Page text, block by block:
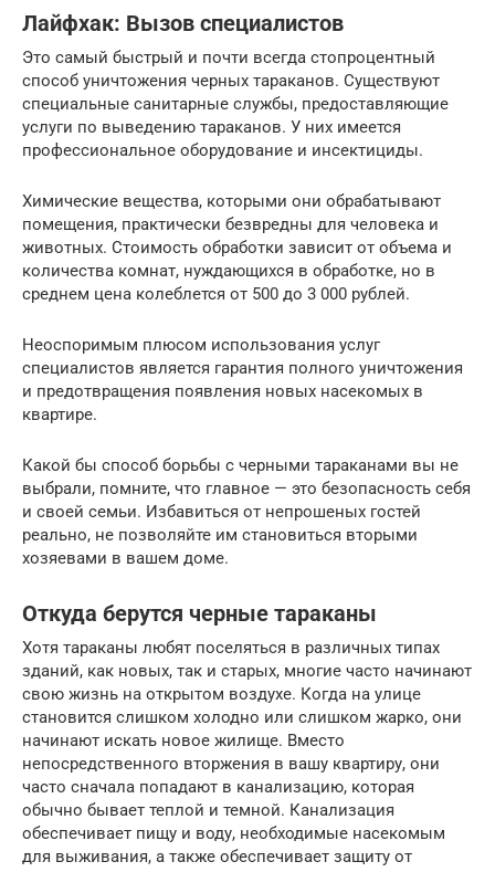
Лайфхак: Вызов специалистов
Это самый быстрый и почти всегда стопроцентный
способ уничтожения черных тараканов. Существуют
специальные санитарные службы, предоставляющие
услуги по выведению тараканов. У них имеется
профессиональное оборудование и инсектициды.
Химические вещества, которыми они обрабатывают
помещения, практически безвредны для человека и
животных. Стоимость обработки зависит от объема и
количества комнат, нуждающихся в обработке, но в
среднем цена колеблется от 500 до 3 000 рублей.
Неоспоримым плюсом использования услуг
специалистов является гарантия полного уничтожения
и предотвращения появления новых насекомых в
квартире.
Какой бы способ борьбы с черными тараканами вы не
выбрали, помните, что главное — это безопасность себя
и своей семьи. Избавиться от непрошеных гостей
реально, не позволяйте им становиться вторыми
хозяевами в вашем доме.
Откуда берутся черные тараканы
Хотя тараканы любят поселяться в различных типах
зданий, как новых, так и старых, многие часто начинают
свою жизнь на открытом воздухе. Когда на улице
становится слишком холодно или слишком жарко, они
начинают искать новое жилище. Вместо
непосредственного вторжения в вашу квартиру, они
часто сначала попадают в канализацию, которая
обычно бывает теплой и темной. Канализация
обеспечивает пищу и воду, необходимые насекомым
для выживания, а также обеспечивает защиту от